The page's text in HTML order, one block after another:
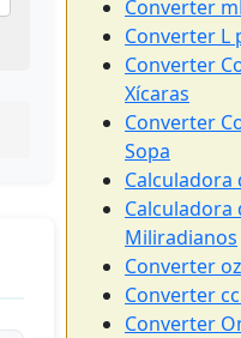
Converter
Converter L
Converter
Xícaras
Converter
Sopa
Calculadora
Calculadora
Miliradianos
Converter
Converter
Converter